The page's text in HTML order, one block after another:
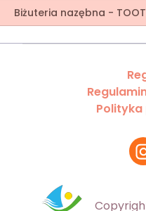
Biżuteria nazębna -